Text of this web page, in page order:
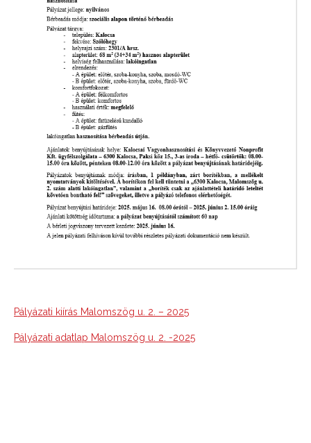
Pályázati kiírás Malomszög u. 2. – 2025
Pályázati adatlap Malomszög u. 2. -2025